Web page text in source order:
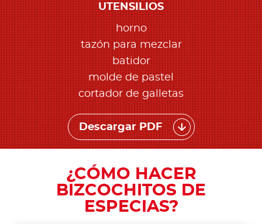
UTENSILIOS
horno
tazón para mezclar
batidor
molde de pastel
cortador de galletas
Descargar PDF
¿CÓMO HACER
BIZCOCHITOS DE
ESPECIAS?